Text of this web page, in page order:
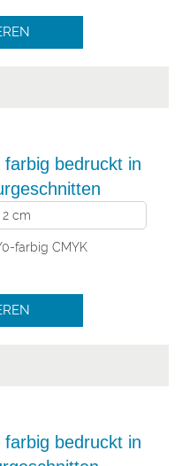
bedruckt in
2 cm
farbig CMYK
bedruckt in